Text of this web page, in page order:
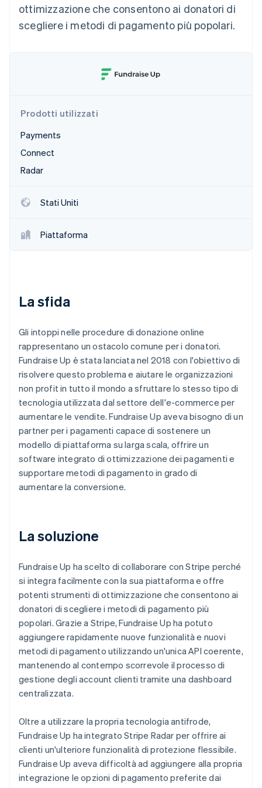
Scopri cosa ti aspetta
Radar
Atlas
Identity
Scopri come Stripe sta costruendo l'infrastruttura
Ecosistema
Partner
ottimizzazione che consentono ai donatori di
scegliere i metodi di pagamento più popolari.
Prodotti utilizzati
Payments
Connect
Radar
Stati Uniti
Piattaforma
La sfida
Gli intoppi nelle procedure di donazione online
rappresentano un ostacolo comune per i donatori.
Fundraise Up è stata lanciata nel 2018 con l'obiettivo di
risolvere questo problema e aiutare le organizzazioni
non profit in tutto il mondo a sfruttare lo stesso tipo di
tecnologia utilizzata dal settore dell'e-commerce per
aumentare le vendite. Fundraise Up aveva bisogno di un
partner per i pagamenti capace di sostenere un
modello di piattaforma su larga scala, offrire un
software integrato di ottimizzazione dei pagamenti e
supportare metodi di pagamento in grado di
aumentare la conversione.
La soluzione
Fundraise Up ha scelto di collaborare con Stripe perché
si integra facilmente con la sua piattaforma e offre
potenti strumenti di ottimizzazione che consentono ai
donatori di scegliere i metodi di pagamento più
popolari. Grazie a Stripe, Fundraise Up ha potuto
aggiungere rapidamente nuove funzionalità e nuovi
metodi di pagamento utilizzando un'unica API coerente,
mantenendo al contempo scorrevole il processo di
gestione degli account clienti tramite una dashboard
centralizzata.
Oltre a utilizzare la propria tecnologia antifrode,
Fundraise Up ha integrato Stripe Radar per offrire ai
clienti un'ulteriore funzionalità di protezione flessibile.
Fundraise Up aveva difficoltà ad aggiungere alla propria
integrazione le opzioni di pagamento preferite dai